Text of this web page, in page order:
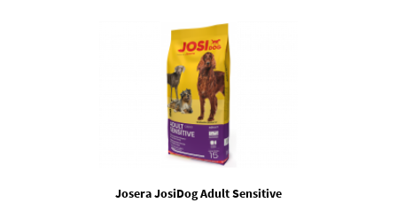
Josera JosiDog Adult Sensitive